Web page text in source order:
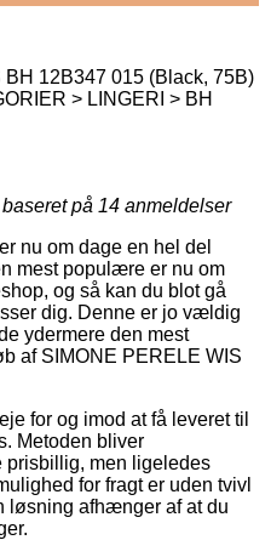
12B347 015 (Black, 75B)
> LINGERI > BH
på 14 anmeldelser
nu om dage en hel del
mest populære er nu om
og så kan du blot gå
dig. Denne er jo vældig
ydermere den mest
af SIMONE PERELE WIS
for og imod at få leveret til
Metoden bliver
prisbillig, men ligeledes
for fragt er uden tvivl
løsning afhænger af at du